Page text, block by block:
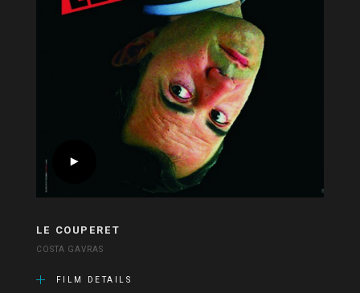
LE COUPERET
COSTA GAVRAS
FILM DETAILS